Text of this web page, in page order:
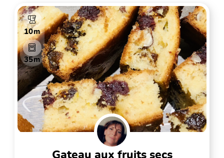
10m
35m
gateau aux fruits secs